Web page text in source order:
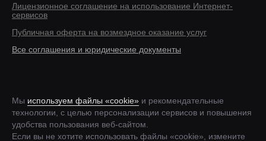
Лицензионное соглашение на использование Интернет-
сервисов
Публичная оферта на возмездное оказание услуг
Все соглашения и юридические документы
Мы используем файлы «cookie» и рекомендательные
технологии, с целью персонализации сервисов и повышения
удобства пользования веб-сайтом.
Если вы не хотите использовать файлы «cookie», измените